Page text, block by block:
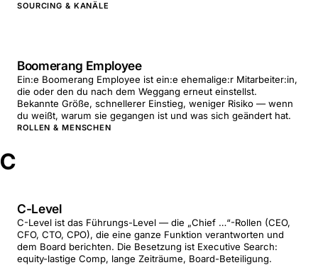
SOURCING & KANÄLE
Boomerang Employee
Ein:e Boomerang Employee ist ein:e ehemalige:r Mitarbeiter:in,
die oder den du nach dem Weggang erneut einstellst.
Bekannte Größe, schnellerer Einstieg, weniger Risiko — wenn
du weißt, warum sie gegangen ist und was sich geändert hat.
ROLLEN & MENSCHEN
C
C-Level
C-Level ist das Führungs-Level — die „Chief …“-Rollen (CEO,
CFO, CTO, CPO), die eine ganze Funktion verantworten und
dem Board berichten. Die Besetzung ist Executive Search:
equity-lastige Comp, lange Zeiträume, Board-Beteiligung.